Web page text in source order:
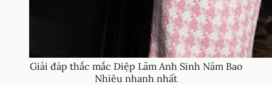
Giải đáp thắc mắc Diệp Lâm Anh Sinh Năm Bao
Nhiêu nhanh nhất